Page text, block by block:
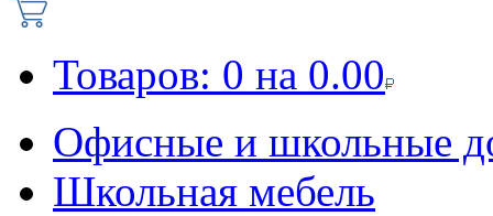
Товаров: 0 на 0.00
Офисные и школьные
Школьная мебель